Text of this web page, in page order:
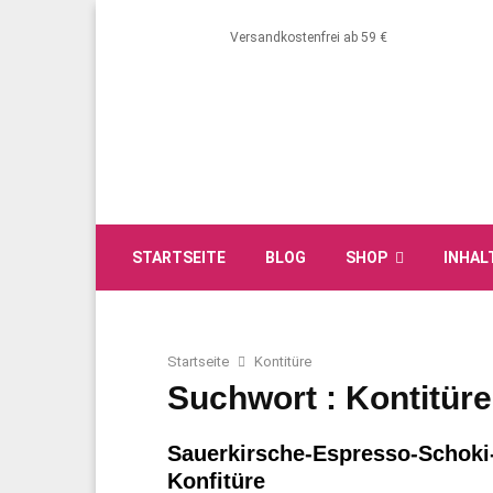
Versandkostenfrei ab 59 €
STARTSEITE BLOG SHOP
Startseite Kontitüre
Suchwort : Kontitüre
Sauerkirsche-Espresso-
Konfitüre